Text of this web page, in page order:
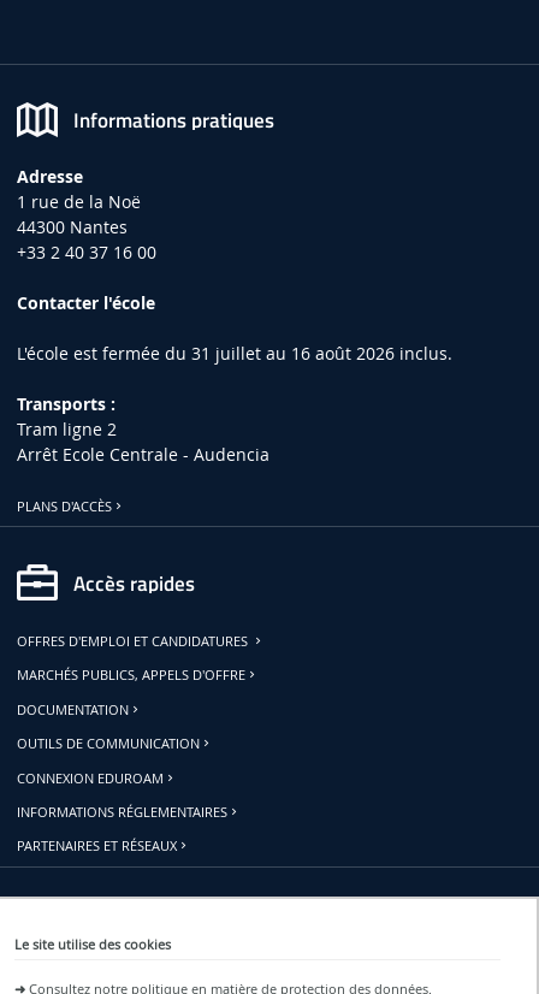
Le site utilise des cookies
➜Consultez notre politique en matière de protection des données.
Informations pratiques
Adresse
1 rue de la Noë
44300 Nantes
+33 2 40 37 16 00
Contacter l'école
L'école est fermée du 31 juillet au 16 août 2026 inclus.
Transports :
Tram ligne 2
Arrêt Ecole Centrale - Audencia
PLANS D'ACCÈS
Accès rapides
OFFRES D'EMPLOI ET CANDIDATURES
MARCHÉS PUBLICS, APPELS D'OFFRE
DOCUMENTATION
OUTILS DE COMMUNICATION
CONNEXION EDUROAM
INFORMATIONS RÉGLEMENTAIRES
PARTENAIRES ET RÉSEAUX